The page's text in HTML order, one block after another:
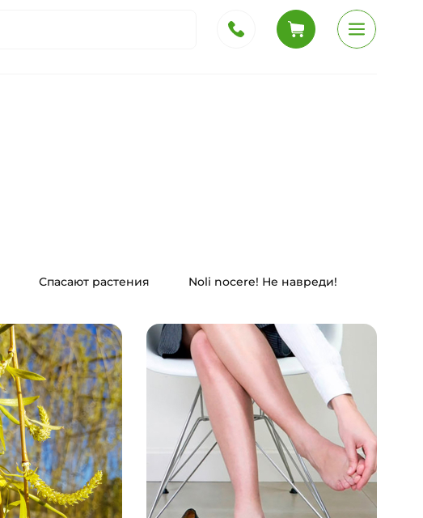
Спасают растения Noli nocere! Не навреди!